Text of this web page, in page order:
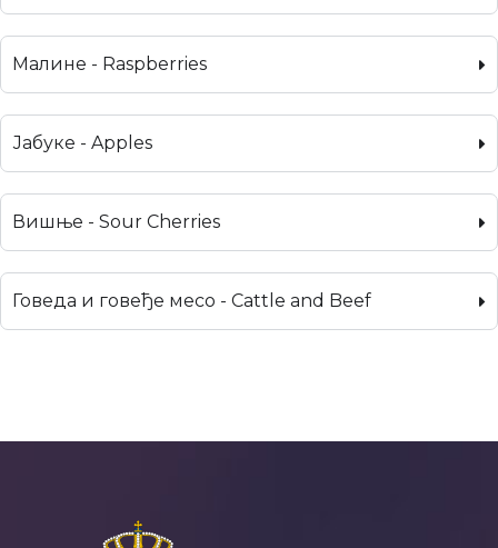
Малине - Raspberries
Јабуке - Apples
Вишње - Sour Cherries
Говеда и говеђе месо - Cattle and Beef